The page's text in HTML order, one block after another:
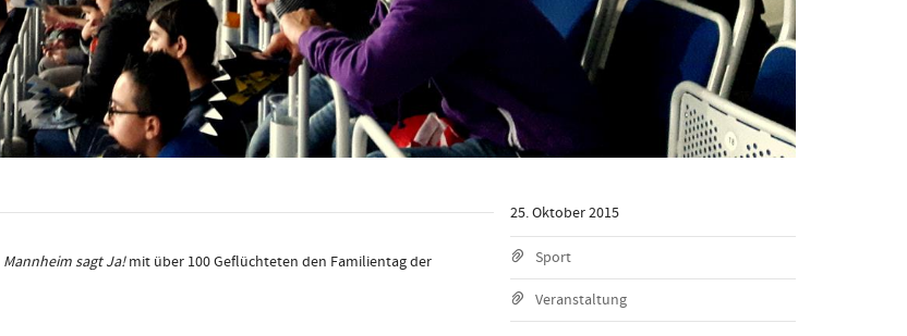
Mannheim sagt Ja!mit über 100 Geflüchteten den Familientag der
25. Oktober 2015
Sport
Veranstaltung